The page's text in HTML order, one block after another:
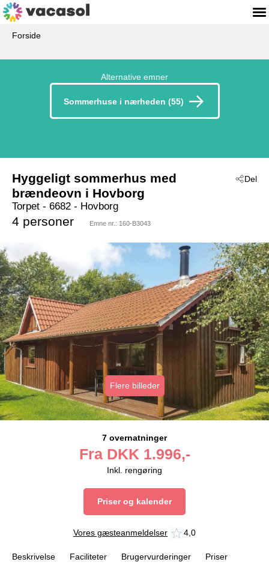
Forside
Alternative emner
Sommerhuse i nærheden (55)
Del
Hyggeligt sommerhus med
brændeovn i Hovborg
Torpet - 6682 - Hovborg
4 personer Emne nr.: 160-B3043
Flere billeder
7 overnatninger
Fra DKK 1.996,-
Inkl. rengøring
Priser og kalender
Vores gæsteanmeldelser 4,0
Beskrivelse Faciliteter Brugervurderinger
Priser